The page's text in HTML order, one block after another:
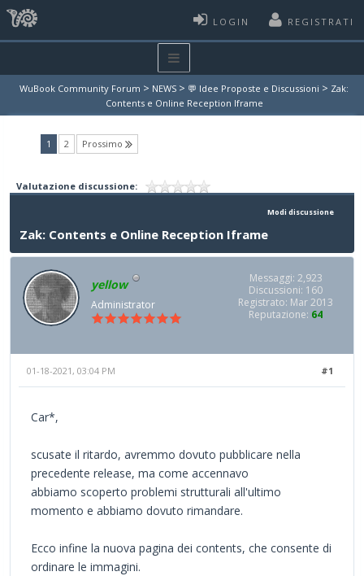
LOGIN REGISTRATI
WuBook Community Forum > NEWS > 💬 Idee Proposte e Discussioni > Zak:
Contents e Online Reception Iframe
1 (current)
2 Prossimo
Valutazione discussione:
Modi discussione
Zak: Contents e Online Reception Iframe
yellow
Administrator
Messaggi: 2,923
Discussioni: 160
Registrato: Mar 2013
Reputazione: 64
#1
01-18-2021, 03:04 PM
Car*,
scusate il ritardo, avremmo dovuto pubblicare nella
precedente release, ma come accennavo
abbiamo scoperto problemi strutturali all'ultimo
momento e abbiamo dovuto rimandare.
Ecco infine la nuova pagina dei contents, che consente di
ordinare le immagini.